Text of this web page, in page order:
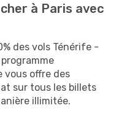
à Paris avec
des vols Ténérife -
vous offre des
sur tous les billets
illimitée.